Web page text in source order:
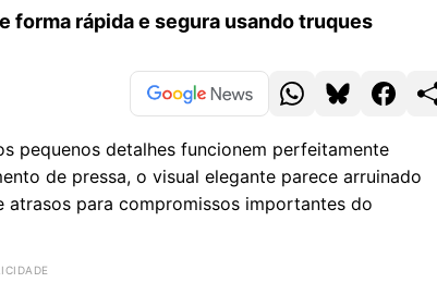
forma rápida e segura usando truques
pequenos detalhes funcionem perfeitamente
de pressa, o visual elegante parece arruinado
atrasos para compromissos importantes do